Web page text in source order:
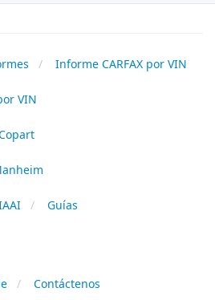
Informe CARFAX por VIN
VIN
Guías
Contáctenos